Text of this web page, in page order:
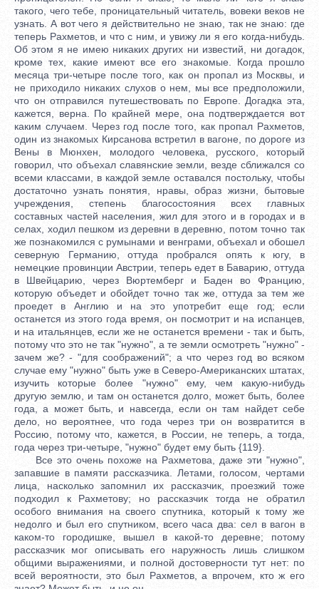
такого, чего тебе, проницательный читатель, вовеки веков не
узнать. А вот чего я действительно не знаю, так не знаю: где
теперь Рахметов, и что с ним, и увижу ли я его когда-нибудь.
Об этом я не имею никаких других ни известий, ни догадок,
кроме тех, какие имеют все его знакомые. Когда прошло
месяца три-четыре после того, как он пропал из Москвы, и
не приходило никаких слухов о нем, мы все предположили,
что он отправился путешествовать по Европе. Догадка эта,
кажется, верна. По крайней мере, она подтверждается вот
каким случаем. Через год после того, как пропал Рахметов,
один из знакомых Кирсанова встретил в вагоне, по дороге из
Вены в Мюнхен, молодого человека, русского, который
говорил, что объехал славянские земли, везде сближался со
всеми классами, в каждой земле оставался постольку, чтобы
достаточно узнать понятия, нравы, образ жизни, бытовые
учреждения, степень благосостояния всех главных
составных частей населения, жил для этого и в городах и в
селах, ходил пешком из деревни в деревню, потом точно так
же познакомился с румынами и венграми, объехал и обошел
северную Германию, оттуда пробрался опять к югу, в
немецкие провинции Австрии, теперь едет в Баварию, оттуда
в Швейцарию, через Вюртемберг и Баден во Францию,
которую объедет и обойдет точно так же, оттуда за тем же
проедет в Англию и на это употребит еще год; если
останется из этого года время, он посмотрит и на испанцев,
и на итальянцев, если же не останется времени - так и быть,
потому что это не так "нужно", а те земли осмотреть "нужно" -
зачем же? - "для соображений"; а что через год во всяком
случае ему "нужно" быть уже в Северо-Американских штатах,
изучить которые более "нужно" ему, чем какую-нибудь
другую землю, и там он останется долго, может быть, более
года, а может быть, и навсегда, если он там найдет себе
дело, но вероятнее, что года через три он возвратится в
Россию, потому что, кажется, в России, не теперь, а тогда,
года через три-четыре, "нужно" будет ему быть {119}.
Все это очень похоже на Рахметова, даже эти "нужно",
запавшие в памяти рассказчика. Летами, голосом, чертами
лица, насколько запомнил их рассказчик, проезжий тоже
подходил к Рахметову; но рассказчик тогда не обратил
особого внимания на своего спутника, который к тому же
недолго и был его спутником, всего часа два: сел в вагон в
каком-то городишке, вышел в какой-то деревне; потому
рассказчик мог описывать его наружность лишь слишком
общими выражениями, и полной достоверности тут нет: по
всей вероятности, это был Рахметов, а впрочем, кто ж его